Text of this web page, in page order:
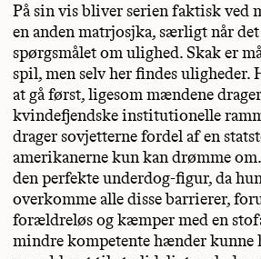
På sin vis bliver serien faktisk ved
en anden matrjosjka, særligt når
spørgsmålet om ulighed. Skak er
spil, men selv her findes uligheder.
at gå først, ligesom mændene
kvindefjendske institutionelle
drager sovjetterne fordel af en
amerikanerne kun kan drømme
den perfekte underdog-figur, da
overkomme alle disse barrierer,
forældreløs og kæmper med en
mindre kompetente hænder kunne